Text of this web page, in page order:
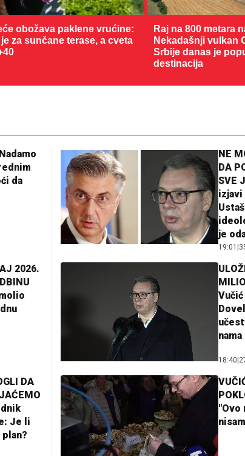
obožava paklene vrućine:
je za sunčane terase, a cveta
Raj na 800 metara
Nekadašnji vulkan
Srbije danas je
destinacija
da
NE
DA
SVE
izjavi
je
19:01
2026.
nama
18:40
DA
Je li
"Ovo